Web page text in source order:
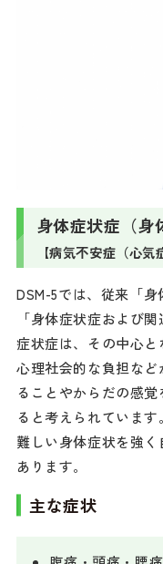
身体症状症（身
【病気不安症（心気
DSM-5では、従来「
「身体症状症および
症状症は、その中心
心理社会的な負担な
ることやからだの感
ると考えられていま
難しい身体症状を強
あります。
主な症状